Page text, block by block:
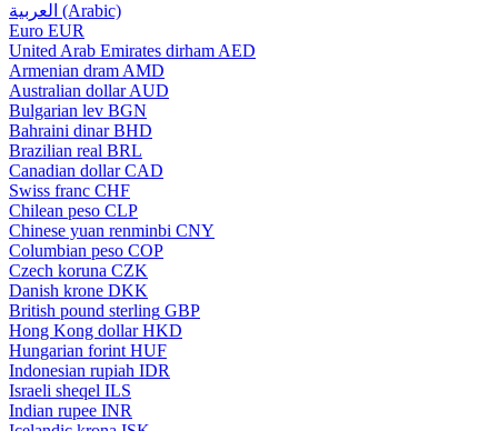
العربية (Arabic)
Euro EUR
United Arab Emirates dirham AED
Armenian dram AMD
Australian dollar AUD
Bulgarian lev BGN
Bahraini dinar BHD
Brazilian real BRL
Canadian dollar CAD
Swiss franc CHF
Chilean peso CLP
Chinese yuan renminbi CNY
Columbian peso COP
Czech koruna CZK
Danish krone DKK
British pound sterling GBP
Hong Kong dollar HKD
Hungarian forint HUF
Indonesian rupiah IDR
Israeli sheqel ILS
Indian rupee INR